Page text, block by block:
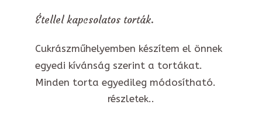
Étellel kapcsolatos torták.
Cukrászműhelyemben készítem el önnek
egyedi kívánság szerint a tortákat.
Minden torta egyedileg módosítható.
részletek..